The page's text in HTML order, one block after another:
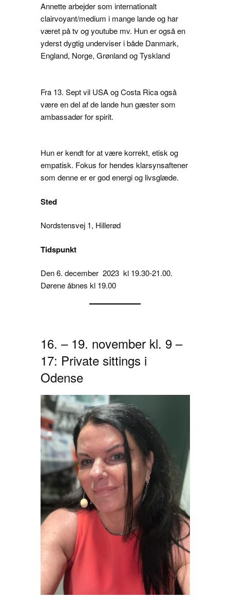
Annette arbejder som internationalt
clairvoyant/medium i mange lande og har
været på tv og youtube mv. Hun er også en
yderst dygtig underviser i både Danmark,
England, Norge, Grønland og Tyskland
Fra 13. Sept vil USA og Costa Rica også
være en del af de lande hun gæster som
ambassadør for spirit.
Hun er kendt for at være korrekt, etisk og
empatisk. Fokus for hendes klarsynsaftener
som denne er er god energi og livsglæde.
Sted
Nordstensvej 1, Hillerød
Tidspunkt
Den 6. december 2023 kl 19.30-21.00.
Dørene åbnes kl 19.00
16. – 19. november kl. 9 –
17: Private sittings i
Odense